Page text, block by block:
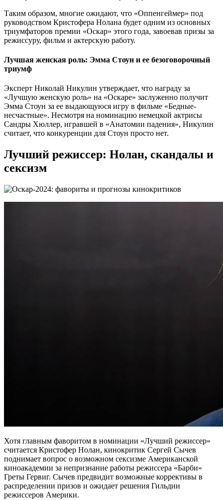
Таким образом, многие ожидают, что «Оппенгеймер» под
руководством Кристофера Нолана будет одним из основных
триумфаторов премии «Оскар» этого года, завоевав призы за
режиссуру, фильм и актерскую работу.
Лучшая женская роль: Эмма Стоун и ее безоговорочный
триумф
Эксперт Николай Никулин утверждает, что награду за
«Лучшую женскую роль» на «Оскаре» заслуженно получит
Эмма Стоун за ее выдающуюся игру в фильме «Бедные-
несчастные». Несмотря на номинацию немецкой актрисы
Сандры Хюллер, игравшей в «Анатомии падения», Никулин
считает, что конкуренции для Стоун просто нет.
Лучший режиссер: Нолан, скандалы и
сексизм
Хотя главным фаворитом в номинации «Лучший режиссер»
считается Кристофер Нолан, кинокритик Сергей Сычев
поднимает вопрос о возможном сексизме Американской
киноакадемии за непризнание работы режиссера «Барби»
Греты Гервиг. Сычев предвидит возможные коррективы в
распределении призов и ожидает решения Гильдии
режиссеров Америки.